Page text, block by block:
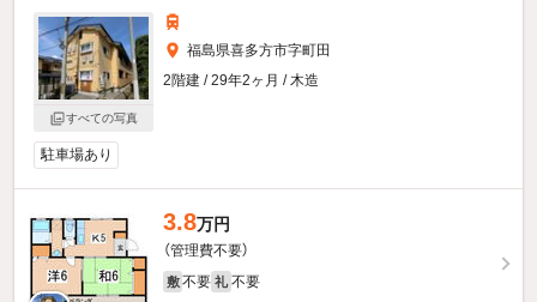
すべての写真
福島県喜多方市字町田
2階建 / 29年2ヶ月 / 木造
駐車場あり
3.8万円
（管理費不要）
敷 不要 礼 不要